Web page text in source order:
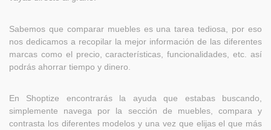
Sabemos que comparar muebles es una tarea tediosa, por eso
nos dedicamos a recopilar la mejor información de las diferentes
marcas como el precio, características, funcionalidades, etc. así
podrás ahorrar tiempo y dinero.
En Shoptize encontrarás la ayuda que estabas buscando,
simplemente navega por la sección de muebles, compara y
contrasta los diferentes modelos y una vez que elijas el que más